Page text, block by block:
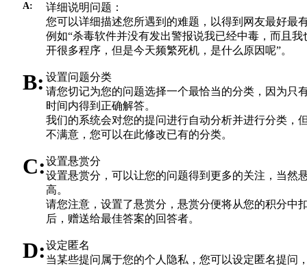
A:
详细说明问题：
您可以详细描述您所遇到的难题，以得到网友最好最
例如“杀毒软件并没有发出警报说我已经中毒，而且
开很多程序，但是今天频繁死机，是什么原因呢”。
B: 设置问题分类
请您切记为您的问题选择一个最恰当的分类，因为只
时间内得到正确解答。
我们的系统会对您的提问进行自动分析并进行分类，
不满意，您可以在此修改已有的分类。
C:设置悬赏分
设置悬赏分，可以让您的问题得到更多的关注，当然
高。
请您注意，设置了悬赏分，悬赏分便将从您的积分中
后，赠送给最佳答案的回答者。
D:设定匿名
当某些提问属于您的个人隐私，您可以设定匿名提问